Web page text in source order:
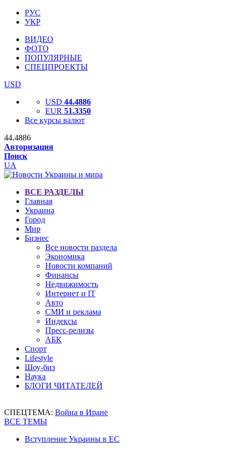
РУС
УКР
ВИДЕО
ФОТО
ПОПУЛЯРНЫЕ
СПЕЦПРОЕКТЫ
USD
USD 44.4886
EUR 51.3350
Все курсы валют
44.4886
Авторизация
Поиск
UA
ВСЕ РАЗДЕЛЫ
Главная
Украина
Город
Мир
Бизнес
Все новости раздела
Экономика
Новости компаний
Финансы
Недвижимость
Интернет и IT
Авто
СМИ и реклама
Индексы
Пресс-релизы
АБК
Спорт
Lifestyle
Шоу-биз
Наука
БЛОГИ ЧИТАТЕЛЕЙ
СПЕЦТЕМА: Война в Иране
ВСЕ ТЕМЫ
Вступление Украины в ЕС